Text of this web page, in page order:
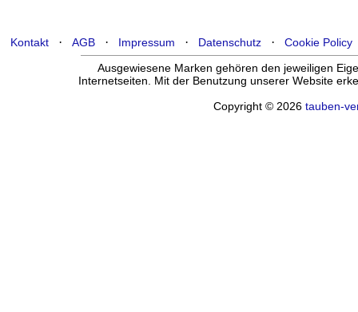
Kontakt · AGB · Impressum · Datenschutz · Cookie Policy
Ausgewiesene Marken gehören den jeweiligen
Internetseiten. Mit der Benutzung unserer Website
Copyright © 2026 tauben-